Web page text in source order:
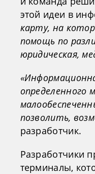
этой идеи в
карту, на
помощь по
юридическая,
позволить,
разработчик.
Разработчики
терминалы,